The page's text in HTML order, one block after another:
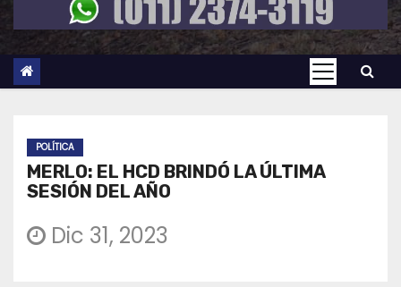
POLÍTICA
MERLO: EL HCD BRINDÓ LA ÚLTIMA
SESIÓN DEL AÑO
Dic 31, 2023